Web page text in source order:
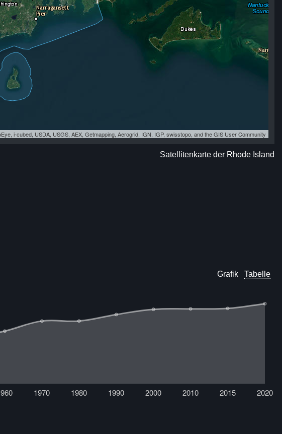
i-cubed, USDA, USGS, AEX, Getmapping, Aerogrid, IGN, IGP, swisstopo, and the GIS User Community
Satellitenkarte der Rhode Island
Grafik Tabelle